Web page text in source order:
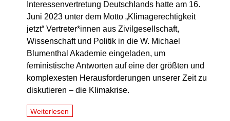
Interessenvertretung Deutschlands hatte am 16.
Juni 2023 unter dem Motto „Klimagerechtigkeit
jetzt“ Vertreter*innen aus Zivilgesellschaft,
Wissenschaft und Politik in die W. Michael
Blumenthal Akademie eingeladen, um
feministische Antworten auf eine der größten und
komplexesten Herausforderungen unserer Zeit zu
diskutieren – die Klimakrise.
Weiterlesen